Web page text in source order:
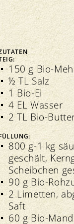
Richtlinien
Kontrolle
Import
Qualitätssicherung
Extranet
Richtlinien
Bio-Symposium
Nationales
Grand Prix
Regionale Märkte
150 g Bio-
½ TL Salz
1 Bio-Ei
4 EL Wasser
2 TL Bio-
800 g-1 kg
geschält,
Scheibchen
90 g Bio-
2 Limetten,
Saft
60 g Bio-